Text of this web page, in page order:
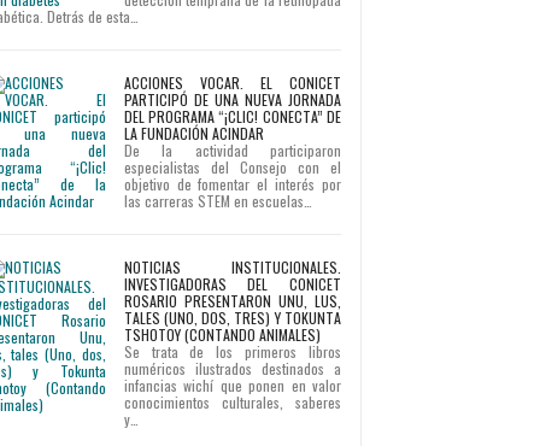
Detrás de esta…
ACCIONES VOCAR. EL CONICET
PARTICIPÓ DE UNA NUEVA JORNADA
DEL PROGRAMA “¡CLIC! CONECTA” DE
LA FUNDACIÓN ACINDAR
De la actividad participaron
especialistas del Consejo con el
objetivo de fomentar el interés por
las carreras STEM en escuelas…
NOTICIAS INSTITUCIONALES.
INVESTIGADORAS DEL CONICET
ROSARIO PRESENTARON UNU, LUS,
TALES (UNO, DOS, TRES) Y TOKUNTA
TSHOTOY (CONTANDO ANIMALES)
Se trata de los primeros libros
numéricos ilustrados destinados a
infancias wichí que ponen en valor
conocimientos culturales, saberes
y…